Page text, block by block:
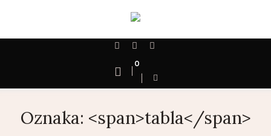
0
Oznaka: <span>tabla</span>